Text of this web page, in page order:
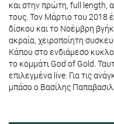
και στην πρώτη, full length,
τους. Τον Μάρτιο του 2018
δίσκου και το Νοέμβρη
ακραία, χειροποίητη
Κάπου στο ενδιάμεσο
το κομμάτι God of Gold.
επιλεγμένα live. Για τις
μπάσο ο Βασίλης